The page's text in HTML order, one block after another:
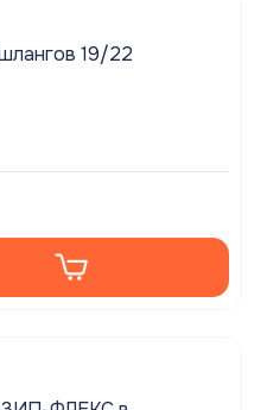
Соединитель СЛИВНЫХ шлангов 19/22